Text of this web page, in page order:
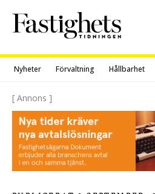
content
Nyheter Förvaltning Hållbarhet
[ Annons ]